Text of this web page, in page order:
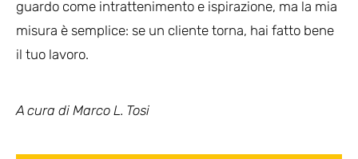
guardo come intrattenimento e ispirazione, ma la mia
misura è semplice: se un cliente torna, hai fatto bene
il tuo lavoro.
A cura di Marco L. Tosi